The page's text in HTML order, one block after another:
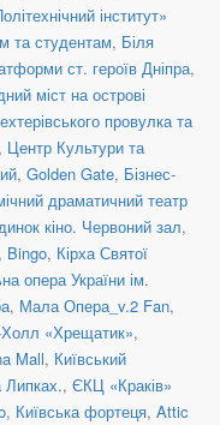
інститут»
та студентам, Біля
ст. героїв Дніпра,
міст на острові
провулка та
, Центр Культури та
, Golden Gate, Бізнес-
драматичний театр
кіно. Червоний зал,
, Bingo, Кірха Святої
опера України ім.
, Мала Опера_v.2 Fan,
Холл «Хрещатик»,
Mall, Київський
Липках., ЄКЦ «Краків»
, Київська фортеця, Attic